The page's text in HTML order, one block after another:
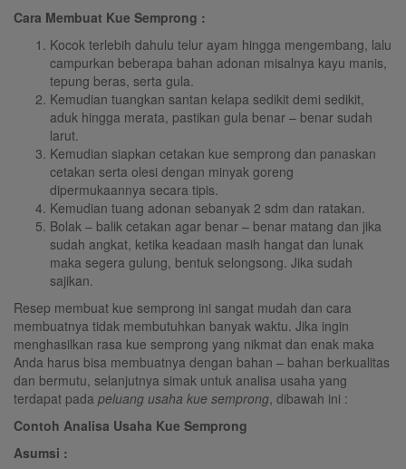
Cara Membuat Kue Semprong :
Kocok terlebih dahulu telur ayam hingga mengembang, lalu
campurkan beberapa bahan adonan misalnya kayu manis,
tepung beras, serta gula.
Kemudian tuangkan santan kelapa sedikit demi sedikit,
aduk hingga merata, pastikan gula benar – benar sudah
larut.
Kemudian siapkan cetakan kue semprong dan panaskan
cetakan serta olesi dengan minyak goreng
dipermukaannya secara tipis.
Kemudian tuang adonan sebanyak 2 sdm dan ratakan.
Bolak – balik cetakan agar benar – benar matang dan jika
sudah angkat, ketika keadaan masih hangat dan lunak
maka segera gulung, bentuk selongsong. Jika sudah
sajikan.
Resep membuat kue semprong ini sangat mudah dan cara
membuatnya tidak membutuhkan banyak waktu. Jika ingin
menghasilkan rasa kue semprong yang nikmat dan enak maka
Anda harus bisa membuatnya dengan bahan – bahan berkualitas
dan bermutu, selanjutnya simak untuk analisa usaha yang
terdapat pada peluang usaha kue semprong, dibawah ini :
Contoh Analisa Usaha Kue Semprong
Asumsi :